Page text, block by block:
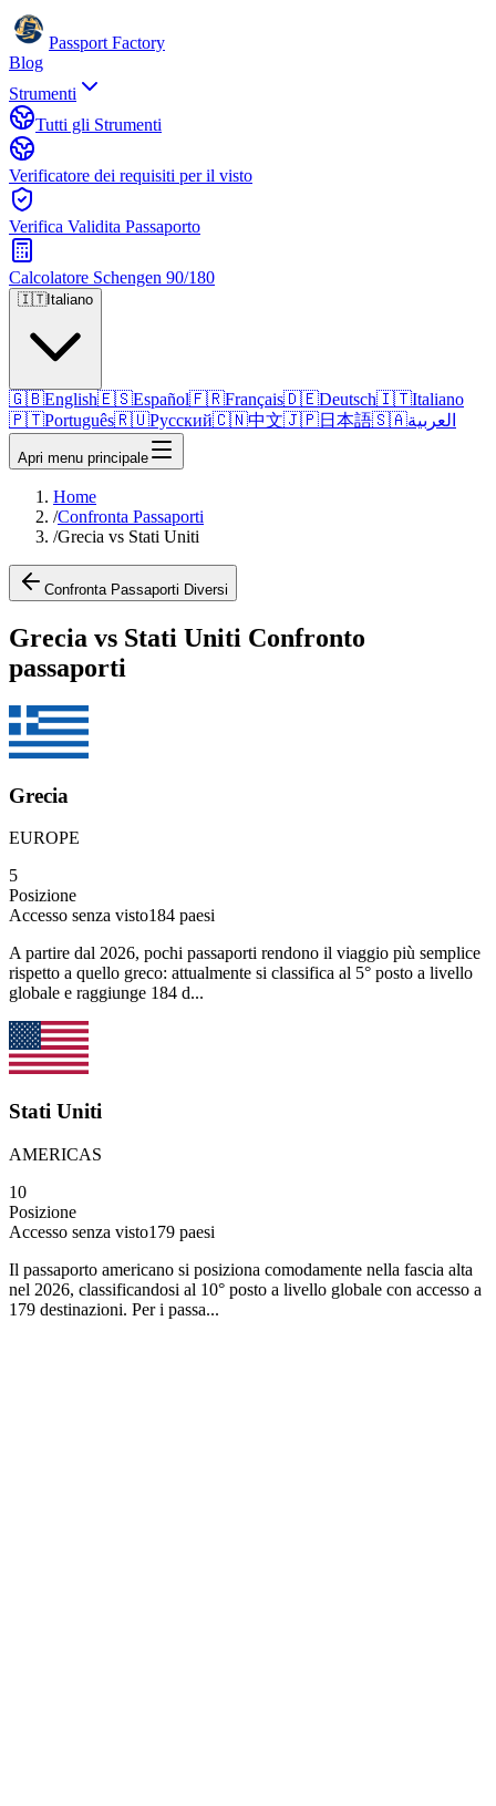
Passport Factory
Blog
Strumenti
Tutti gli Strumenti
Verificatore dei requisiti per il visto
Verifica Validita Passaporto
Calcolatore Schengen 90/180
🇮🇹Italiano
🇬🇧English🇪🇸Español🇫🇷Français🇩🇪Deutsch🇮🇹Italiano
🇵🇹Português🇷🇺Русский🇨🇳中文🇯🇵日本語🇸🇦العربية
Apri menu principale
Home
/Confronta Passaporti
/Grecia vs Stati Uniti
Confronta Passaporti Diversi
Grecia vs Stati Uniti Confronto
passaporti
Grecia
EUROPE
5
Posizione
Accesso senza visto184 paesi
A partire dal 2026, pochi passaporti rendono il viaggio più semplice
rispetto a quello greco: attualmente si classifica al 5° posto a livello
globale e raggiunge 184 d...
Stati Uniti
AMERICAS
10
Posizione
Accesso senza visto179 paesi
Il passaporto americano si posiziona comodamente nella fascia alta
nel 2026, classificandosi al 10° posto a livello globale con accesso a
179 destinazioni. Per i passa...